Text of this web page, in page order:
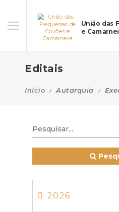
União das
e
Editais
Início Autarquia
2026